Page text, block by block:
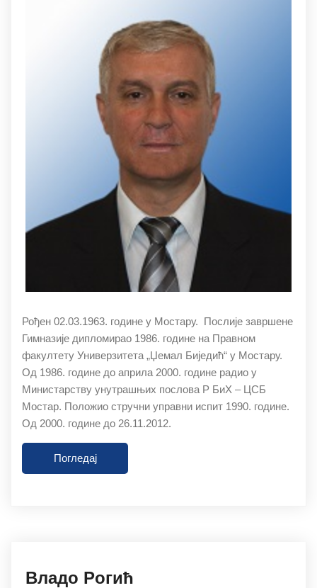
Рођен 02.03.1963. године у Мостару. Послије завршене
Гимназије дипломирао 1986. године на Правном
факултету Универзитета „Џемал Биједић“ у Мостару.
Од 1986. године до априла 2000. године радио у
Министарству унутрашњих послова Р БиХ – ЦСБ
Мостар. Положио стручни управни испит 1990. године.
Од 2000. године до 26.11.2012.
Погледај
Влaдo Рoгић